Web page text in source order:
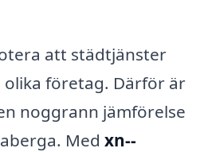
att städtjänster
olika företag. Därför är
noggrann jämförelse
Med xn--